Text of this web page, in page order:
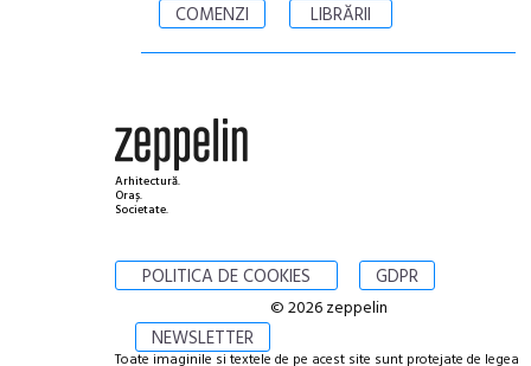
COMENZI
LIBRĂRII
Arhitectură.
Oraș.
Societate.
POLITICA DE COOKIES GDPR
NEWSLETTER
© 2026 zeppelin
Toate imaginile si textele de pe acest site sunt protejate de legea